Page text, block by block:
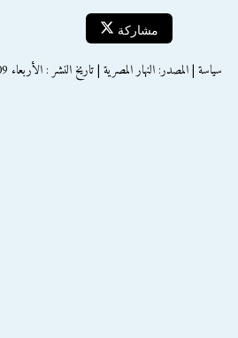
مشاركة
سياسة | المصدر: النهار المصرية | تاريخ النشر : الأربعاء 09 إبريل 2014